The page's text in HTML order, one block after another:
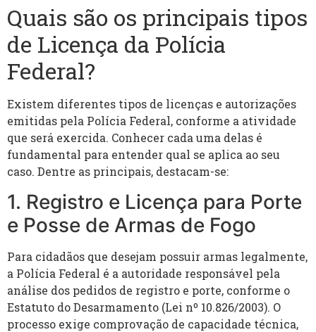
Quais são os principais tipos
de Licença da Polícia
Federal?
Existem diferentes tipos de licenças e autorizações
emitidas pela Polícia Federal, conforme a atividade
que será exercida. Conhecer cada uma delas é
fundamental para entender qual se aplica ao seu
caso. Dentre as principais, destacam-se:
1. Registro e Licença para Porte
e Posse de Armas de Fogo
Para cidadãos que desejam possuir armas legalmente,
a Polícia Federal é a autoridade responsável pela
análise dos pedidos de registro e porte, conforme o
Estatuto do Desarmamento (Lei nº 10.826/2003). O
processo exige comprovação de capacidade técnica,